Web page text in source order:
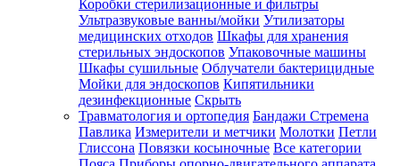
Коробки стерилизационные и фильтры
Ультразвуковые ванны/мойки Утилизаторы
медицинских отходов Шкафы для хранения
стерильных эндоскопов Упаковочные машины
Шкафы сушильные Облучатели бактерицидные
Мойки для эндоскопов Кипятильники
дезинфекционные Скрыть
Травматология и ортопедия Бандажи Стремена
Павлика Измерители и метчики Молотки Петли
Глиссона Повязки косыночные Все категории